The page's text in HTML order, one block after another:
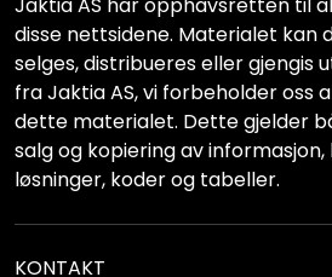
disse nettsidene. Materialet kan
selges, distribueres eller gjengis
fra Jaktia AS, vi forbeholder oss
dette materialet. Dette gjelder
salg og kopiering av
løsninger, koder og tabeller.
KONTAKT